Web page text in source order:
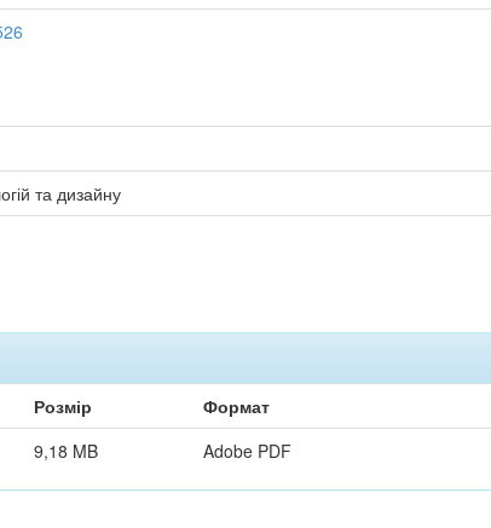
та дизайну
Розмір
Формат
9,18 MB Adobe PDF